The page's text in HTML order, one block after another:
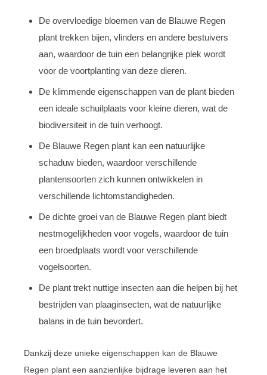
De overvloedige bloemen van de Blauwe Regen
plant trekken bijen, vlinders en andere bestuivers
aan, waardoor de tuin een belangrijke plek wordt
voor de voortplanting van deze dieren.
De klimmende eigenschappen van de plant bieden
een ideale schuilplaats voor kleine dieren, wat de
biodiversiteit in de tuin verhoogt.
De Blauwe Regen plant kan een natuurlijke
schaduw bieden, waardoor verschillende
plantensoorten zich kunnen ontwikkelen in
verschillende lichtomstandigheden.
De dichte groei van de Blauwe Regen plant biedt
nestmogelijkheden voor vogels, waardoor de tuin
een broedplaats wordt voor verschillende
vogelsoorten.
De plant trekt nuttige insecten aan die helpen bij het
bestrijden van plaaginsecten, wat de natuurlijke
balans in de tuin bevordert.
Dankzij deze unieke eigenschappen kan de Blauwe
Regen plant een aanzienlijke bijdrage leveren aan het